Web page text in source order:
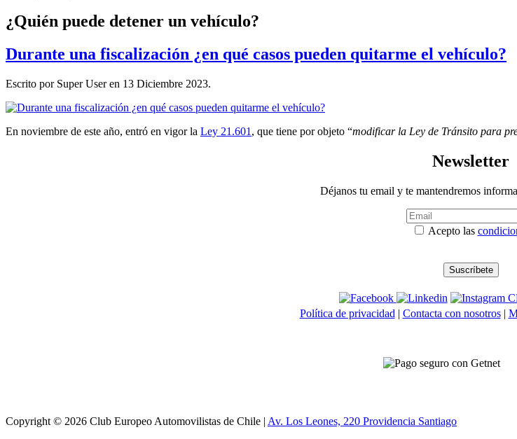
¿Quién puede detener un vehículo?
Durante una fiscalización ¿en qué casos pueden quitarme el vehículo?
Escrito por Super User en 13 Diciembre 2023.
En noviembre de este año, entró en vigor la Ley 21.601 , que tiene por objeto “modificar la Ley de Tránsito para
Newsletter
Déjanos tu email y te mantendremos
Acepto las
Política de privacidad | Contacta con nosotros|
Copyright © 2026 Club Europeo Automovilistas de Chile | Av. Los Leones, 220 Providencia Santiago